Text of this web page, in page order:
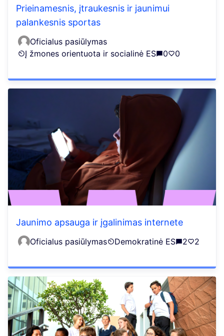
Prieinamesnis, įtraukesnis ir jaunimui
palankesnis sportas
Oficialus pasiūlymas
Į žmones orientuota ir socialinė ES
0 0
Jaunimo apsauga ir įgalinimas internete
Oficialus pasiūlymas Demokratinė ES 2 2